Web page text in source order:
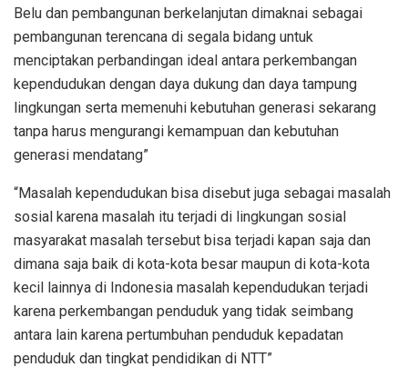
Belu dan pembangunan berkelanjutan dimaknai sebagai
pembangunan terencana di segala bidang untuk
menciptakan perbandingan ideal antara perkembangan
kependudukan dengan daya dukung dan daya tampung
lingkungan serta memenuhi kebutuhan generasi sekarang
tanpa harus mengurangi kemampuan dan kebutuhan
generasi mendatang”
“Masalah kependudukan bisa disebut juga sebagai masalah
sosial karena masalah itu terjadi di lingkungan sosial
masyarakat masalah tersebut bisa terjadi kapan saja dan
dimana saja baik di kota-kota besar maupun di kota-kota
kecil lainnya di Indonesia masalah kependudukan terjadi
karena perkembangan penduduk yang tidak seimbang
antara lain karena pertumbuhan penduduk kepadatan
penduduk dan tingkat pendidikan di NTT”